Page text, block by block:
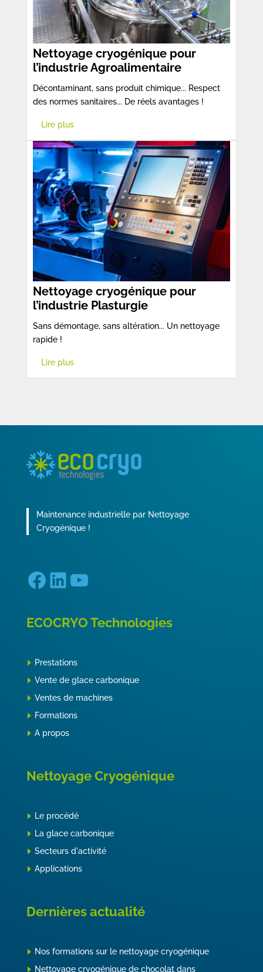
Nettoyage cryogénique pour
l’industrie Agroalimentaire
Décontaminant, sans produit chimique... Respect
des normes sanitaires... De réels avantages !
Lire plus
Nettoyage cryogénique pour
l’industrie Plasturgie
Sans démontage, sans altération... Un nettoyage
rapide !
Lire plus
Maintenance industrielle par Nettoyage
Cryogénique !
Facebook
LinkedIn
YouTube
ECOCRYO Technologies
Prestations
Vente de glace carbonique
Ventes de machines
Formations
A propos
Nettoyage Cryogénique
Le procédé
La glace carbonique
Secteurs d'activité
Applications
Dernières actualité
Nos formations sur le nettoyage cryogénique
Nettoyage cryogénique de chocolat dans